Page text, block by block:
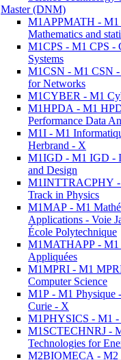
Master (DNM)
M1APPMATH - M1
Mathematics and
M1CPS - M1 CPS -
Systems
M1CSN - M1 CSN -
for Networks
M1CYBER - M1
M1HPDA - M1
Performance Data
M1I - M1
Herbrand - X
M1IGD - M1 IGD -
and Design
M1INTTRACPHY -
Track in Physics
M1MAP - M1
Applications - Voie
École Polytechnique
M1MATHAPP - M1
Appliquées
M1MPRI - M1
Computer Science
M1P - M1 Physique
Curie - X
M1PHYSICS - M1 -
M1SCTECHNRJ -
Technologies for
M2BIOMECA - M2